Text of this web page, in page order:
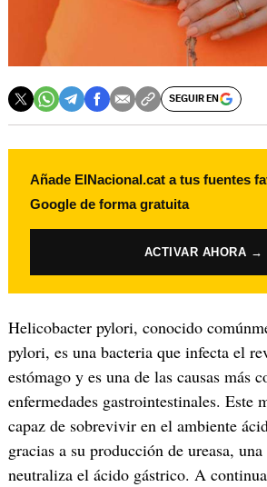
SEGUIR EN
Añade ElNacional.cat a tus fuentes
Google de forma gratuita
ACTIVAR AHORA →
Helicobacter pylori, conocido
pylori, es una bacteria que infecta el
estómago y es una de las causas más
enfermedades gastrointestinales. Este
capaz de sobrevivir en el ambiente
gracias a su producción de ureasa,
neutraliza el ácido gástrico. A